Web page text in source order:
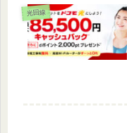
光回線